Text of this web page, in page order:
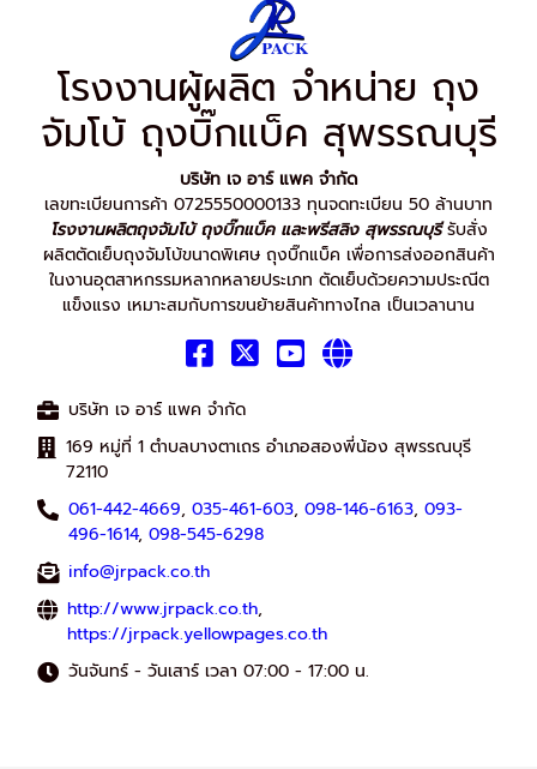
โรงงานผู้ผลิต จำหน่าย ถุง
จัมโบ้ ถุงบิ๊กแบ็ค สุพรรณบุรี
บริษัท เจ อาร์ แพค จำกัด
เลขทะเบียนการค้า 0725550000133 ทุนจดทะเบียน 50 ล้านบาท
โรงงานผลิตถุงจัมโบ้ ถุงบิ๊กแบ็ค และพรีสลิง สุพรรณบุรีรับสั่ง
ผลิตตัดเย็บถุงจัมโบ้ขนาดพิเศษ ถุงบิ๊กแบ็ค เพื่อการส่งออกสินค้า
ในงานอุตสาหกรรมหลากหลายประเภท ตัดเย็บด้วยความประณีต
แข็งแรง เหมาะสมกับการขนย้ายสินค้าทางไกล เป็นเวลานาน
บริษัท เจ อาร์ แพค จำกัด
169 หมู่ที่ 1 ตำบลบางตาเถร อำเภอสองพี่น้อง สุพรรณบุรี
72110
061-442-4669, 035-461-603, 098-146-6163, 093-
496-1614, 098-545-6298
info@jrpack.co.th
http://www.jrpack.co.th,
https://jrpack.yellowpages.co.th
วันจันทร์ - วันเสาร์ เวลา 07:00 - 17:00 น.